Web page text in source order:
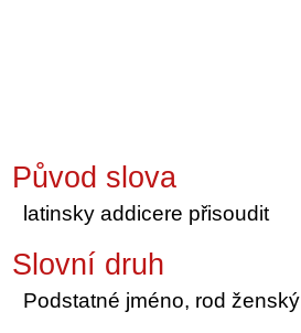
Původ slova
latinsky addicere přisoudit
Slovní druh
Podstatné jméno, rod ženský